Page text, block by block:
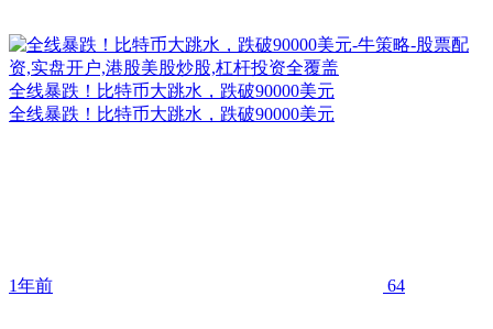
全线暴跌！比特币大跳水，跌破90000美元
全线暴跌！比特币大跳水，跌破90000美元
1年前 64